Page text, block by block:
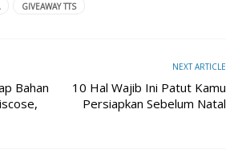
GIVEAWAY TTS
Bahan
NEXT ARTICLE
10 Hal Wajib Ini Patut Kamu
Persiapkan Sebelum Natal